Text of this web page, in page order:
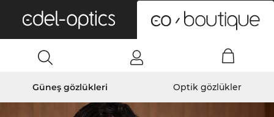
Güneş gözlükleri Optik gözlükler